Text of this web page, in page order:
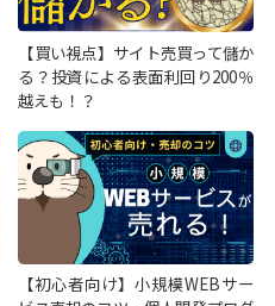
【買い視点】サイト売買って儲か
る？投資による表面利回り200％
越えも！？
【初心者向け】小規模WEBサー